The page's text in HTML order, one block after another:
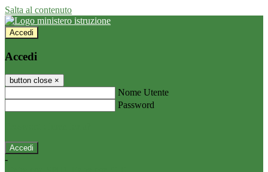
Salta al contenuto
Accedi
Accedi
button close ×
Nome Utente
Password
-